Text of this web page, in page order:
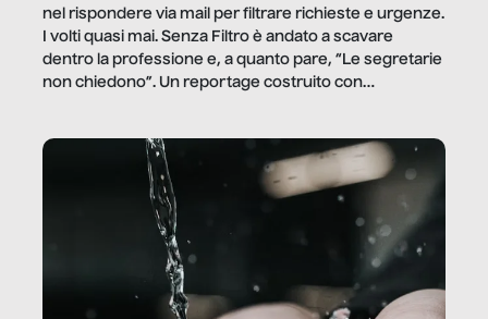
nel rispondere via mail per filtrare richieste e urgenze.
I volti quasi mai. Senza Filtro è andato a scavare
dentro la professione e, a quanto pare, “Le segretarie
non chiedono”. Un reportage costruito con